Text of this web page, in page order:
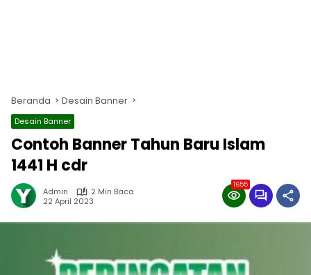
Beranda Desain Banner
Desain Banner
Contoh Banner Tahun Baru Islam
1441 H cdr
Admin
2 Min Baca
22 April 2023
1655